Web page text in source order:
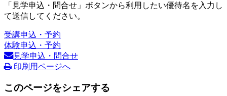
「見学申込・問合せ」ボタンから利用したい優待名を入力し
て送信してください。
受講申込・予約
体験申込・予約
見学申込・問合せ
印刷用ページへ
このページをシェアする